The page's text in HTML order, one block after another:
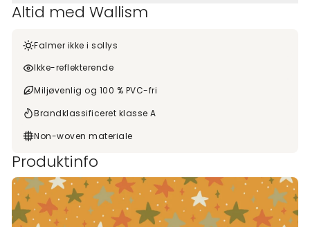
Altid med Wallism
Falmer ikke i sollys
Ikke-reflekterende
Miljøvenlig og 100 % PVC-fri
Brandklassificeret klasse A
Non-woven materiale
Produktinfo